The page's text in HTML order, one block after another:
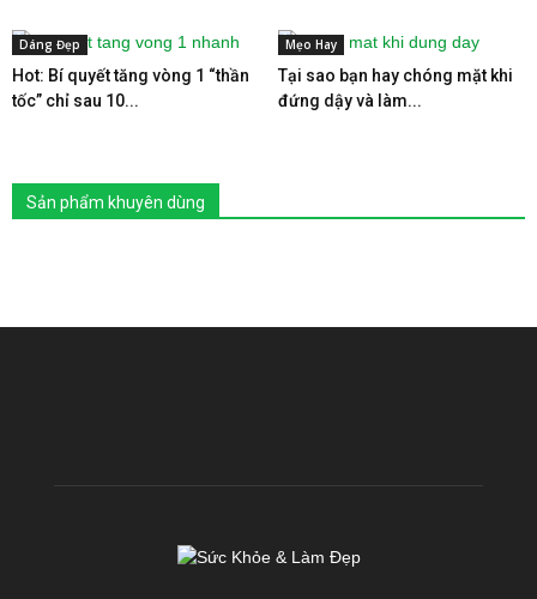
Dáng Đẹp
Hot: Bí quyết tăng vòng 1 “thần
tốc” chỉ sau 10...
Mẹo Hay
Tại sao bạn hay chóng mặt khi
đứng dậy và làm...
Sản phẩm khuyên dùng